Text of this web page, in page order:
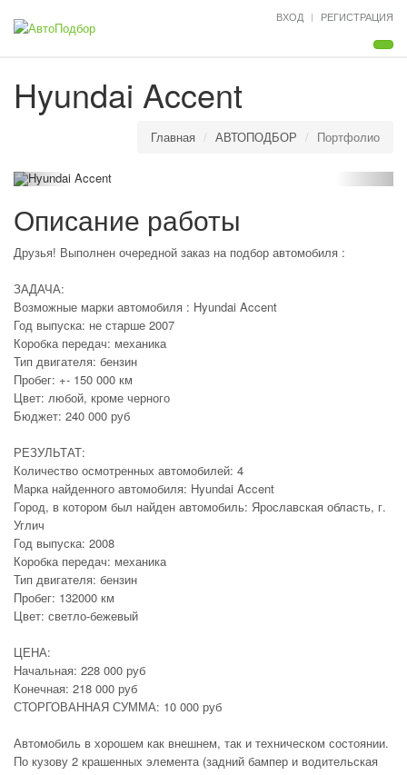
ВХОД РЕГИСТРАЦИЯ
Hyundai Accent
Главная АВТОПОДБОР Портфолио
Описание работы
Друзья! Выполнен очередной заказ на подбор автомобиля :
ЗАДАЧА:
Возможные марки автомобиля : Hyundai Accent
Год выпуска: не старше 2007
Коробка передач: механика
Тип двигателя: бензин
Пробег: +- 150 000 км
Цвет: любой, кроме черного
Бюджет: 240 000 руб
РЕЗУЛЬТАТ:
Количество осмотренных автомобилей: 4
Марка найденного автомобиля: Hyundai Accent
Город, в котором был найден автомобиль: Ярославская область, г.
Углич
Год выпуска: 2008
Коробка передач: механика
Тип двигателя: бензин
Пробег: 132000 км
Цвет: светло-бежевый
ЦЕНА:
Начальная: 228 000 руб
Конечная: 218 000 руб
СТОРГОВАННАЯ СУММА: 10 000 руб
Автомобиль в хорошем как внешнем, так и техническом состоянии.
По кузову 2 крашенных элемента (задний бампер и водительская